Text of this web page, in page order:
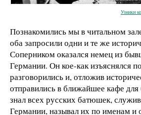
Узники
Познакомились мы в читальном
оба запросили одни и те же
Соперником оказался немец из
Германии. Он кое-как изъяснялся
разговорились и, отложив
отправились в ближайшее кафе
знал всех русских батюшек,
Германии, называл их по именам и